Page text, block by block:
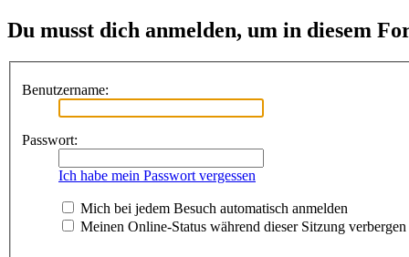
Du musst dich anmelden, um in diesem
Benutzername:
Passwort:
Ich habe mein Passwort vergessen
Mich bei jedem Besuch automatisch anmelden
Meinen Online-Status während dieser Sitzung verbergen